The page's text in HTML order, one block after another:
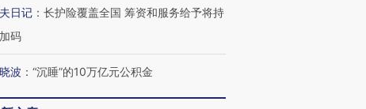
日记 ： 长护险覆盖全国 筹资和服务给予将持
码
波 ： “沉睡”的10万亿元公积金